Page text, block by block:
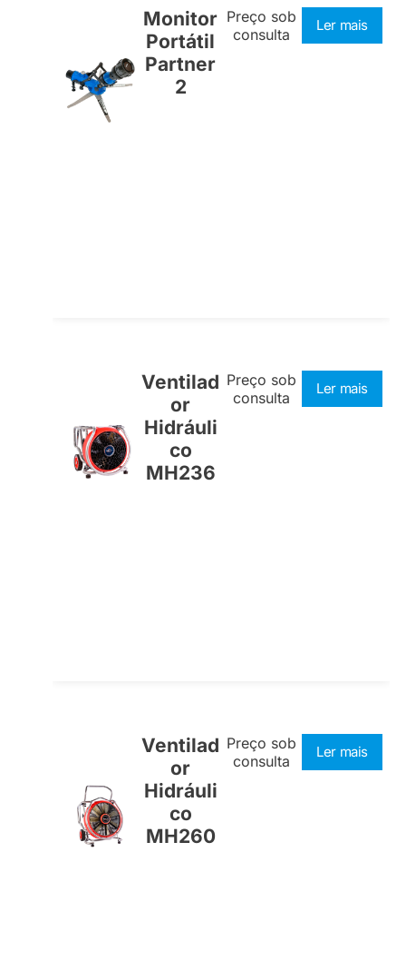
Monitor
Portátil
Partner
2
Preço sob
consulta
Ler mais
Ventilad
or
Hidráuli
co
MH236
Preço sob
consulta
Ler mais
Ventilad
or
Hidráuli
co
MH260
Preço sob
consulta
Ler mais